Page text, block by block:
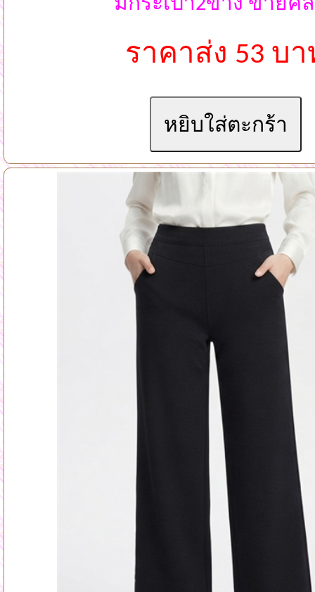
มีกระเป๋า2ข้าง ขายค
ราคาส่ง 53 บ